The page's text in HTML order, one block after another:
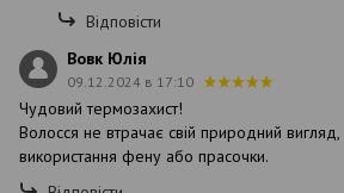
Відповісти
Вовк Юлія
09.12.2024 в 17:10
Чудовий термозахист!
Волосся не втрачає свій природний вигляд,
використання фену або прасочки.